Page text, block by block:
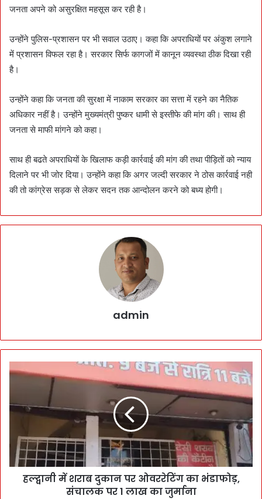
जनता अपने को असुरक्षित महसूस कर रही है।
उन्होंने पुलिस-प्रशासन पर भी सवाल उठाए। कहा कि अपराधियों पर अंकुश लगाने
में प्रशासन विफल रहा है। सरकार सिर्फ कागजों में कानून व्यवस्था ठीक दिखा रही
है।
उन्होंने कहा कि जनता की सुरक्षा में नाकाम सरकार का सत्ता में रहने का नैतिक
अधिकार नहीं है। उन्होंने मुख्यमंत्री पुष्कर धामी से इस्तीफे की मांग की। साथ ही
जनता से माफी मांगने को कहा।
साथ ही बढते अपराधियों के खिलाफ कड़ी कार्रवाई की मांग की तथा पीड़ितों को न्याय
दिलाने पर भी जोर दिया। उन्होंने कहा कि अगर जल्दी सरकार ने ठोस कार्रवाई नही
की तो कांग्रेस सड़क से लेकर सदन तक आन्दोलन करने को बध्य होगी।
admin
हल्द्वानी में शराब दुकान पर ओवररेटिंग का भंडाफोड़,
संचालक पर 1 लाख का जुर्माना